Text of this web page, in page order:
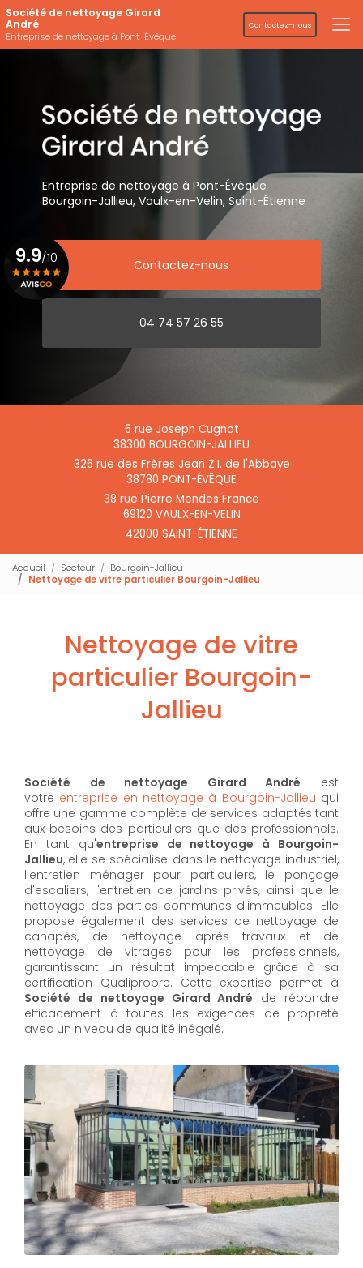
Aller
au
contenu
principal
Société de nettoyage Girard
André
Entreprise de nettoyage à Pont-Évêque
Contactez-nous
Entreprise de nettoyage à Pont-Évêque
Bourgoin-Jallieu, Vaulx-en-Velin, Saint-Étienne
Contactez-nous
04 74 57 26 55
6 rue Joseph Cugnot
38300 BOURGOIN-JALLIEU
326 rue des Frères Jean Z.I. de l'Abbaye
38780 PONT-ÉVÊQUE
38 rue Pierre Mendes France
69120 VAULX-EN-VELIN
42000 SAINT-ÉTIENNE
9.9/10
Accueil Secteur
Bourgoin-Jallieu
Nettoyage de vitre particulier Bourgoin-Jallieu
Nettoyage de vitre
particulier Bourgoin-
Jallieu
Société de nettoyage Girard André est
votre entreprise en nettoyage à Bourgoin-Jallieu qui
offre une gamme complète de services adaptés tant
aux besoins des particuliers que des professionnels.
En tant qu'entreprise de nettoyage à Bourgoin-
Jallieu, elle se spécialise dans le nettoyage industriel,
l'entretien ménager pour particuliers, le ponçage
d'escaliers, l'entretien de jardins privés, ainsi que le
nettoyage des parties communes d'immeubles. Elle
propose également des services de nettoyage de
canapés, de nettoyage après travaux et de
nettoyage de vitrages pour les professionnels,
garantissant un résultat impeccable grâce à sa
certification Qualipropre. Cette expertise permet à
Société de nettoyage Girard André de répondre
efficacement à toutes les exigences de propreté
avec un niveau de qualité inégalé.